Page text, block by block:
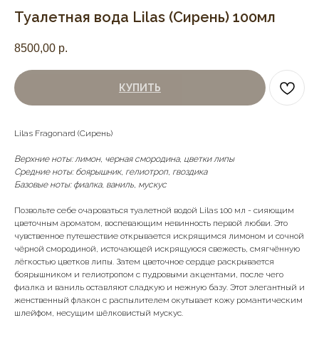
Туалетная вода Lilas (Сирень) 100мл
8500,00 р.
КУПИТЬ
Lilas Fragonard (Сирень)
Верхние ноты: лимон, черная смородина, цветки липы
Средние ноты: боярышник, гелиотроп, гвоздика
Базовые ноты: фиалка, ваниль, мускус
Позвольте себе очароваться туалетной водой Lilas 100 мл - сияющим
цветочным ароматом, воспевающим невинность первой любви. Это
чувственное путешествие открывается искрящимся лимоном и сочной
чёрной смородиной, источающей искрящуюся свежесть, смягчённую
лёгкостью цветков липы. Затем цветочное сердце раскрывается
боярышником и гелиотропом с пудровыми акцентами, после чего
фиалка и ваниль оставляют сладкую и нежную базу. Этот элегантный и
женственный флакон с распылителем окутывает кожу романтическим
шлейфом, несущим шёлковистый мускус.